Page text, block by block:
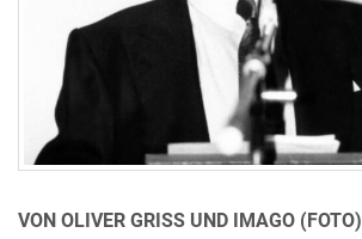
VON OLIVER GRISS UND IMAGO (FOTO)